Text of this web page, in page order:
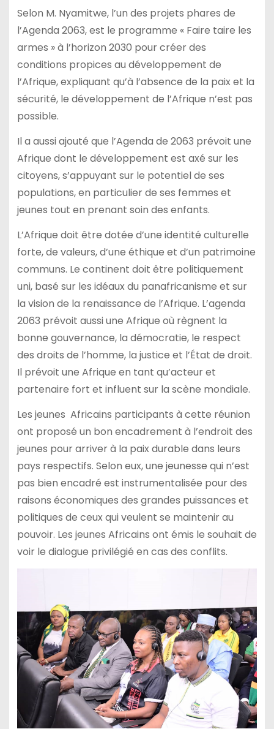
Selon M. Nyamitwe, l’un des projets phares de
l’Agenda 2063, est le programme « Faire taire les
armes » à l’horizon 2030 pour créer des
conditions propices au développement de
l’Afrique, expliquant qu’à l’absence de la paix et la
sécurité, le développement de l’Afrique n’est pas
possible.
Il a aussi ajouté que l’Agenda de 2063 prévoit une
Afrique dont le développement est axé sur les
citoyens, s’appuyant sur le potentiel de ses
populations, en particulier de ses femmes et
jeunes tout en prenant soin des enfants.
L’Afrique doit être dotée d’une identité culturelle
forte, de valeurs, d’une éthique et d’un patrimoine
communs. Le continent doit être politiquement
uni, basé sur les idéaux du panafricanisme et sur
la vision de la renaissance de l’Afrique. L’agenda
2063 prévoit aussi une Afrique où règnent la
bonne gouvernance, la démocratie, le respect
des droits de l’homme, la justice et l’État de droit.
Il prévoit une Afrique en tant qu’acteur et
partenaire fort et influent sur la scène mondiale.
Les jeunes Africains participants à cette réunion
ont proposé un bon encadrement à l’endroit des
jeunes pour arriver à la paix durable dans leurs
pays respectifs. Selon eux, une jeunesse qui n’est
pas bien encadré est instrumentalisée pour des
raisons économiques des grandes puissances et
politiques de ceux qui veulent se maintenir au
pouvoir. Les jeunes Africains ont émis le souhait de
voir le dialogue privilégié en cas des conflits.